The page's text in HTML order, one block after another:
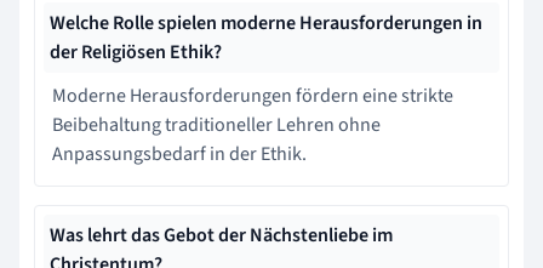
Welche Rolle spielen moderne Herausforderungen in
der Religiösen Ethik?
Moderne Herausforderungen fördern eine strikte
Beibehaltung traditioneller Lehren ohne
Anpassungsbedarf in der Ethik.
Was lehrt das Gebot der Nächstenliebe im